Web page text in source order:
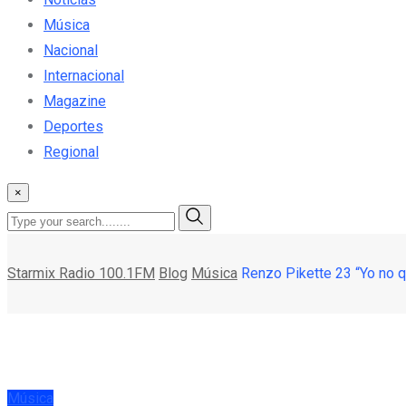
Música
Nacional
Internacional
Magazine
Deportes
Regional
×
Starmix Radio 100.1FM Blog Música Renzo Pikette 23 “Yo no
Música